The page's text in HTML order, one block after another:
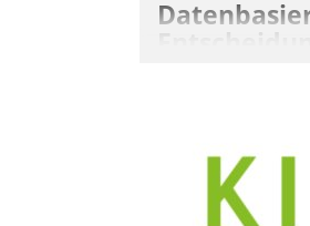
nahtlose
AktivBo und